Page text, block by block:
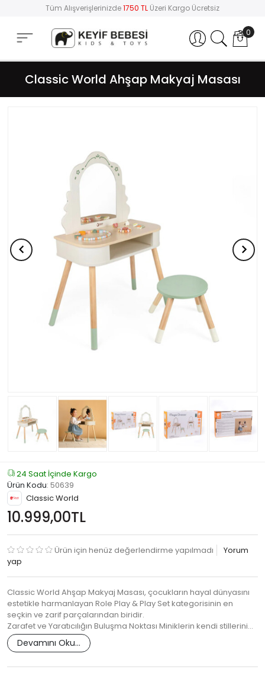
Tüm Alışverişlerinizde1750 TL Üzeri Kargo Ücretsiz
Hesabım 0
Classic World Ahşap Makyaj Masası
24 Saat İçinde Kargo
Ürün Kodu: 50639
Classic World
10.999,00TL
Ürün için henüz değerlendirme yapılmadı
Yorum
yap
Classic World Ahşap Makyaj Masası, çocukların hayal dünyasını
estetikle harmanlayan Role Play & Play Set kategorisinin en
seçkin ve zarif parçalarından biridir.
Zarafet ve Yaratıcılığın Buluşma Noktası Miniklerin kendi stillerini…
Devamını Oku...